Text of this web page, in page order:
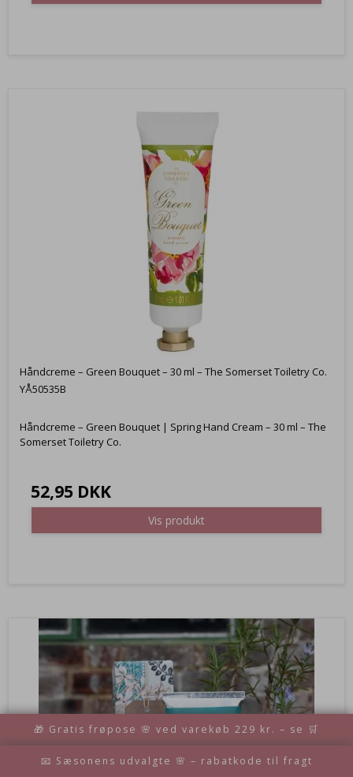
Håndcreme – Green Bouquet – 30 ml – The Somerset Toiletry Co.
YÅ50535B
Håndcreme – Green Bouquet | Spring Hand Cream – 30 ml – The
Somerset Toiletry Co.
52,95 DKK
Vis produkt
🎁 Gratis frøpose 🌸 ved varekøb 229 kr. – se 🛒
📧 Sæsonens udvalgte 🌸 – rabatkode til fragt